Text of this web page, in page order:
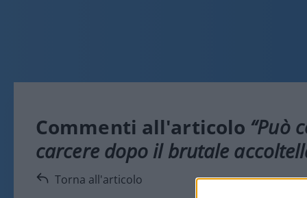
Commenti all'articolo “Può
carcere dopo il brutale
Torna all'articolo